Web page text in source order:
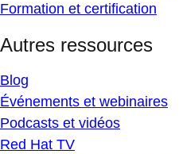
Formation et certification
Autres ressources
Blog
Événements et webinaires
Podcasts et vidéos
Red Hat TV